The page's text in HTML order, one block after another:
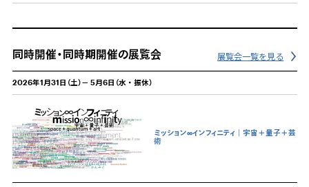
同時開催・同時期開催の展覧会 展覧会一覧を見る
2026年1月31日（土）－ 5月6日（水・振休）
ミッション∞インフィニティ｜宇宙＋量子＋芸
術